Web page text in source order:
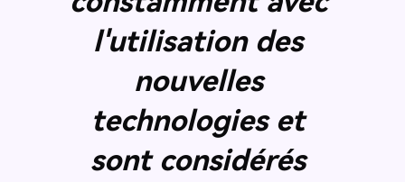
l'utilisation des
nouvelles
technologies et
sont considérés